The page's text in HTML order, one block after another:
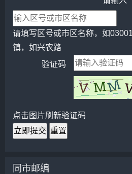
请填写区号或市区名称，如
镇，如兴农路
验证码
点击图片刷新验证码
立即提交 重置
同市邮编